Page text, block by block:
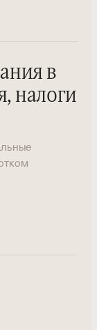
в
налоги